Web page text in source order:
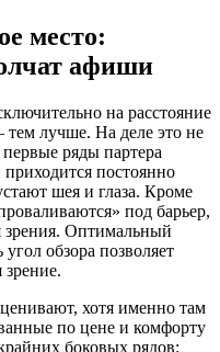
место:
афиши
на расстояние
лучше. На деле это не
ряды партера
постоянно
шея и глаза. Кроме
под барьер,
зрения. Оптимальный
обзора позволяет
зрение.
хотя именно там
по цене и комфорту
боковых рядов: